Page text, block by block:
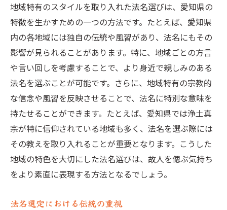
地域特有のスタイルを取り入れた法名選びは、愛知県の
特徴を生かすための一つの方法です。たとえば、愛知県
内の各地域には独自の伝統や風習があり、法名にもその
影響が見られることがあります。特に、地域ごとの方言
や言い回しを考慮することで、より身近で親しみのある
法名を選ぶことが可能です。さらに、地域特有の宗教的
な信念や風習を反映させることで、法名に特別な意味を
持たせることができます。たとえば、愛知県では浄土真
宗が特に信仰されている地域も多く、法名を選ぶ際には
その教えを取り入れることが重要となります。こうした
地域の特色を大切にした法名選びは、故人を偲ぶ気持ち
をより素直に表現する方法となるでしょう。
法名選定における伝統の重視